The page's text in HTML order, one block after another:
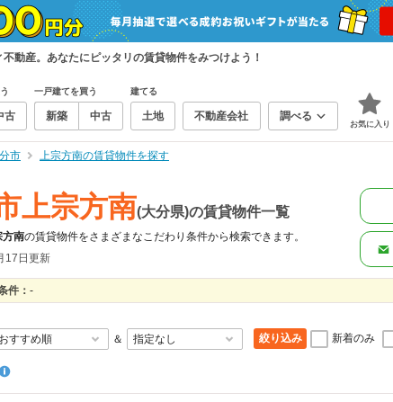
動産。あなたにピッタリの賃貸物件をみつけよう！
古
一戸建てを買う
新築 中古
建てる
土地 不動産会社 調べる
お気に入り
市 上宗方南の賃貸物件を探す
上宗方南(大分県)の賃貸物件一覧
方南の賃貸物件をさまざまなこだわり条件から検索できます。
17日更新
件： -
＆ 絞り込み 新着のみ